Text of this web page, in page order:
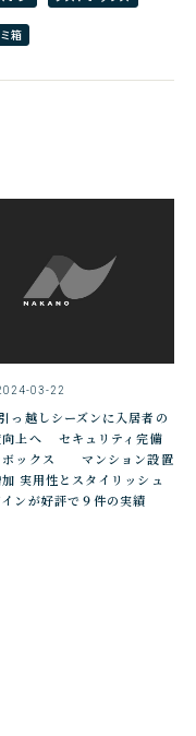
箱
03-22
っ越しシーズンに入居者の
向上へ セキュリティ完備
ボックス マンション設置
実用性とスタイリッシュ
ンが好評で９件の実績